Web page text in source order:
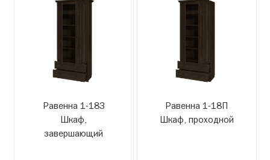
Равенна 1-18З
Шкаф,
завершающий
Равенна 1-18П
Шкаф, проходной